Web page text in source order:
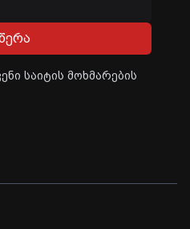
საიტის მოხმარების